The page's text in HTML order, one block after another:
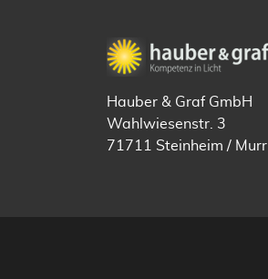
Hauber & Graf GmbH
Wahlwiesenstr. 3
71711 Steinheim / Murr